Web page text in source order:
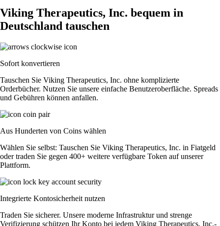
Viking Therapeutics, Inc. bequem in
Deutschland tauschen
Sofort konvertieren
Tauschen Sie Viking Therapeutics, Inc. ohne komplizierte
Orderbücher. Nutzen Sie unsere einfache Benutzeroberfläche. Spreads
und Gebühren können anfallen.
Aus Hunderten von Coins wählen
Wählen Sie selbst: Tauschen Sie Viking Therapeutics, Inc. in Fiatgeld
oder traden Sie gegen 400+ weitere verfügbare Token auf unserer
Plattform.
Integrierte Kontosicherheit nutzen
Traden Sie sicherer. Unsere moderne Infrastruktur und strenge
Verifizierung schützen Ihr Konto bei jedem Viking Therapeutics, Inc.-